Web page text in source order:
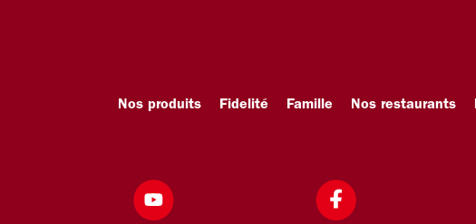
Nos produits Fidelité Famille Nos restaurants